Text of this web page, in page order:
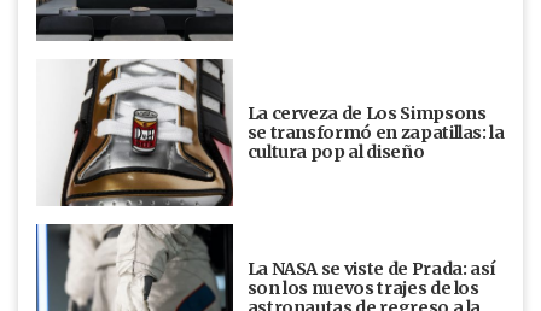
La cerveza de Los Simpsons
se transformó en zapatillas: la
cultura pop al diseño
La NASA se viste de Prada: así
son los nuevos trajes de los